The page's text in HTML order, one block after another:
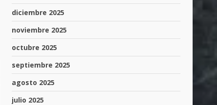
diciembre 2025
noviembre 2025
octubre 2025
septiembre 2025
agosto 2025
julio 2025